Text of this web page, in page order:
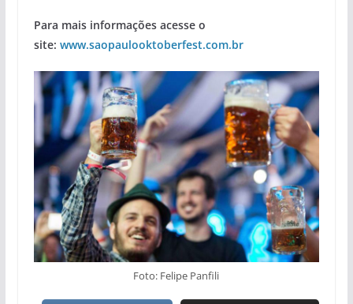
Para mais informações acesse o
site: www.saopaulooktoberfest.com.br
Foto: Felipe Panfili